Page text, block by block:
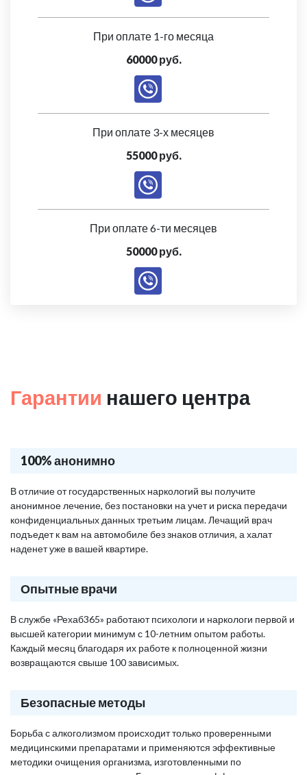
При оплате 1-го месяца
60000 руб.
При оплате 3-х месяцев
55000 руб.
При оплате 6-ти месяцев
50000 руб.
Гарантии нашего центра
100% анонимно
В отличие от государственных наркологий вы получите
анонимное лечение, без постановки на учет и риска передачи
конфиденциальных данных третьим лицам. Лечащий врач
подъедет к вам на автомобиле без знаков отличия, а халат
наденет уже в вашей квартире.
Опытные врачи
В службе «Рехаб365» работают психологи и наркологи первой и
высшей категории минимум с 10-летним опытом работы.
Каждый месяц благодаря их работе к полноценной жизни
возвращаются свыше 100 зависимых.
Безопасные методы
Борьба с алкоголизмом происходит только проверенными
медицинскими препаратами и применяются эффективные
методики очищения организма, изготовленными по